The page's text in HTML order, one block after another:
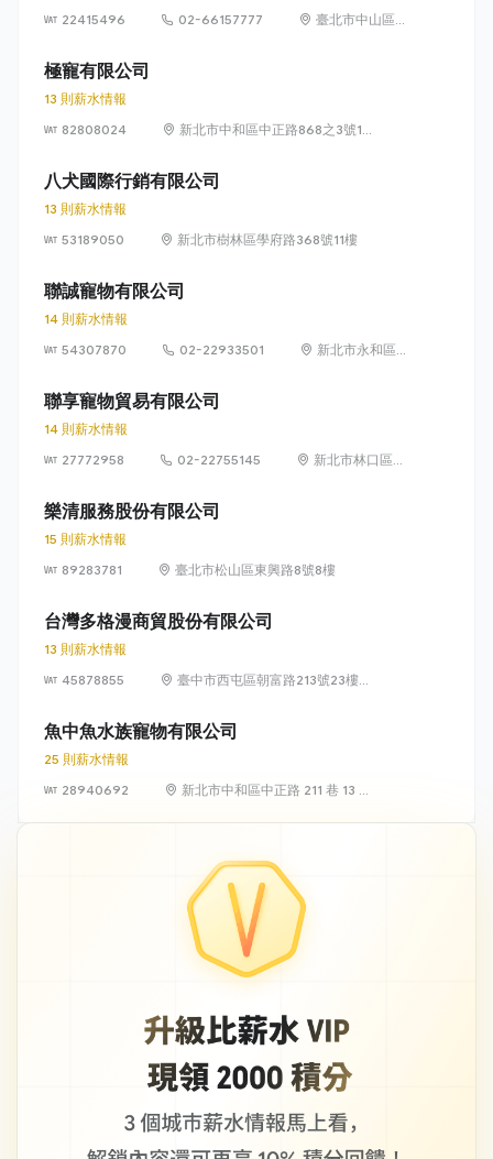
22415496 02-66157777
臺北市中山區民
極寵有限公司
13 則薪水情報
82808024
新北市中和區中正路868之3號17
八犬國際行銷有限公司
13 則薪水情報
53189050
新北市樹林區學府路368號11樓
聯誠寵物有限公司
14 則薪水情報
54307870
02-22933501
新北市永和區保
聯享寵物貿易有限公司
14 則薪水情報
27772958
02-22755145
新北市林口區太
樂清服務股份有限公司
15 則薪水情報
89283781
臺北市松山區東興路8號8樓
台灣多格漫商貿股份有限公司
13 則薪水情報
45878855
臺中市西屯區朝富路213號23樓之
魚中魚水族寵物有限公司
25 則薪水情報
28940692
新北市中和區中正路 211 巷 13 弄